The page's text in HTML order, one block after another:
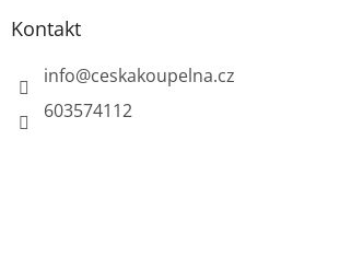
Kontakt
info@ceskakoupelna.cz
603574112